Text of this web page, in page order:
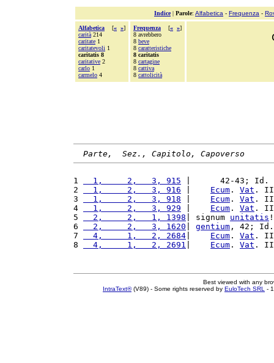
Indice| Parole: Alfabetica - Frequenza -
Alfabetica [« »]
carità 214
caritate 1
caritatevoli 1
caritatis 8
caritative 2
carlo 1
carmelo 4
Frequenza [« »]
8 avrebbero
8 beve
8 caratteristiche
8 caritatis
8 cartagine
8 cattiva
8 cattolicità
Parte,  Sez., Capitolo, Capoverso
1
  1,     2,   3, 915
|      42-43;
2
  1,     2,   3, 916
Ecum . Vat .
3
  1,     2,   3, 918
Ecum . Vat .
4
  1,     2,   3, 929
Ecum . Vat .
5
  2,     2,   1, 1398
| signum unitatis
6
  2,     2,   3, 1620
gentium , 42;
7
  4,     1,   2, 2684
Ecum . Vat .
8
  4,     1,   2, 2691
Ecum . Vat .
Best viewed with any
IntraText®(V89) - Some rights reserved by EuloTech SRL -